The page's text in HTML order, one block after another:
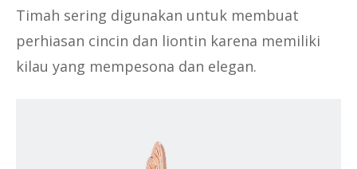
Timah sering digunakan untuk membuat
perhiasan cincin dan liontin karena memiliki
kilau yang mempesona dan elegan.